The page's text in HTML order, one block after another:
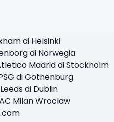
di Helsinki
di Norwegia
Madrid di Stockholm
di Gothenburg
di Dublin
Milan Wroclaw